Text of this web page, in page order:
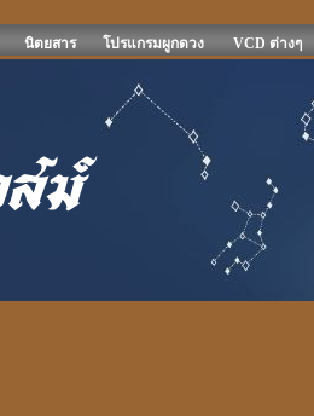
นิตยสาร โปรแกรมผูกดวง VCD ต่างๆ